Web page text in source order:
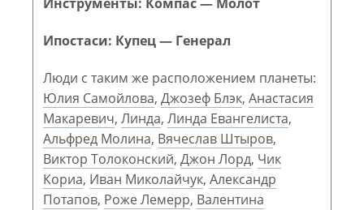
Ипостаси: Купец — Генерал
Люди с таким же расположением планеты:
Юлия Самойлова, Джозеф Блэк, Анастасия
Макаревич, Линда, Линда Евангелиста,
Альфред Молина, Вячеслав Штыров,
Виктор Толоконский, Джон Лорд, Чик
Кориа, Иван Миколайчук, Александр
Потапов, Роже Лемерр, Валентина